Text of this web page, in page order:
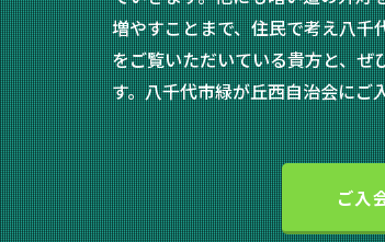
増やすことまで、住民で考え八千
をご覧いただいている貴方と、ぜ
す。八千代市緑が丘西自治会にご
ご入